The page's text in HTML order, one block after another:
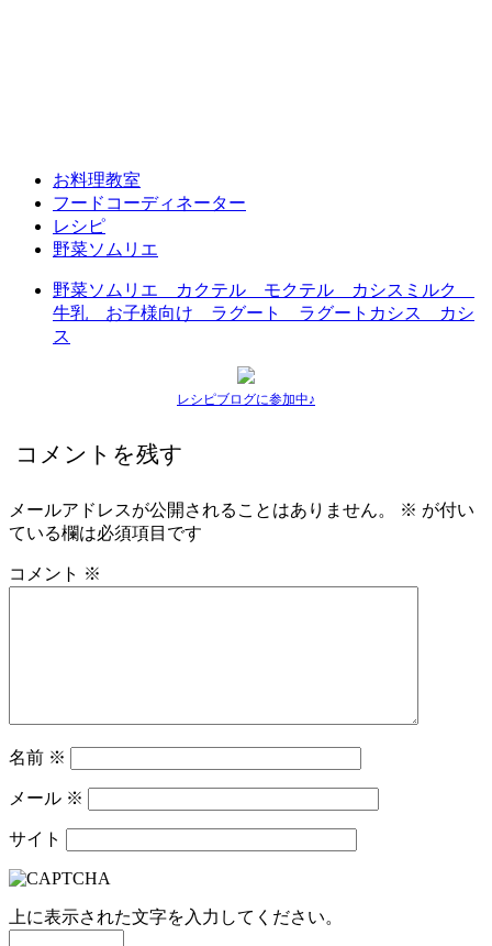
お料理教室
フードコーディネーター
レシピ
野菜ソムリエ
野菜ソムリエ カクテル モクテル カシスミルク
牛乳 お子様向け ラグート ラグートカシス カシ
ス
レシピブログに参加中♪
コメントを残す
メールアドレスが公開されることはありません。 ※ が付い
ている欄は必須項目です
コメント ※
名前 ※
メール ※
サイト
上に表示された文字を入力してください。